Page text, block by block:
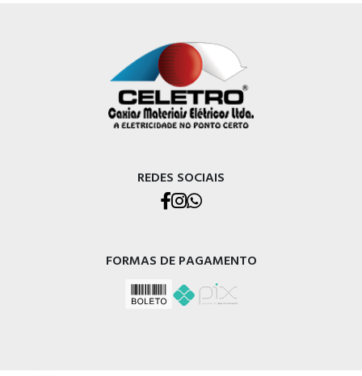
REDES SOCIAIS
FORMAS DE PAGAMENTO